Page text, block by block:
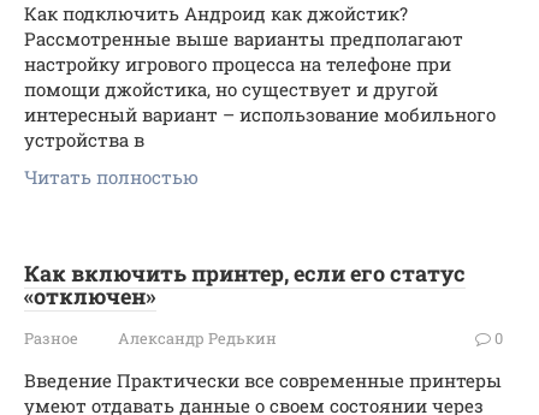
Как подключить Андроид как джойстик?
Рассмотренные выше варианты предполагают
настройку игрового процесса на телефоне при
помощи джойстика, но существует и другой
интересный вариант – использование мобильного
устройства в
Читать полностью
Как включить принтер, если его статус
«отключен»
Разное Александр Редькин 0
Введение Практически все современные принтеры
умеют отдавать данные о своем состоянии через